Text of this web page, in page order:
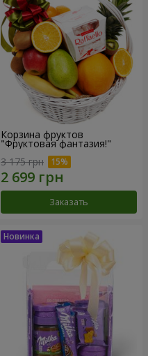
Корзина фруктов
"Фруктовая фантазия!"
3 175 грн
Заказать